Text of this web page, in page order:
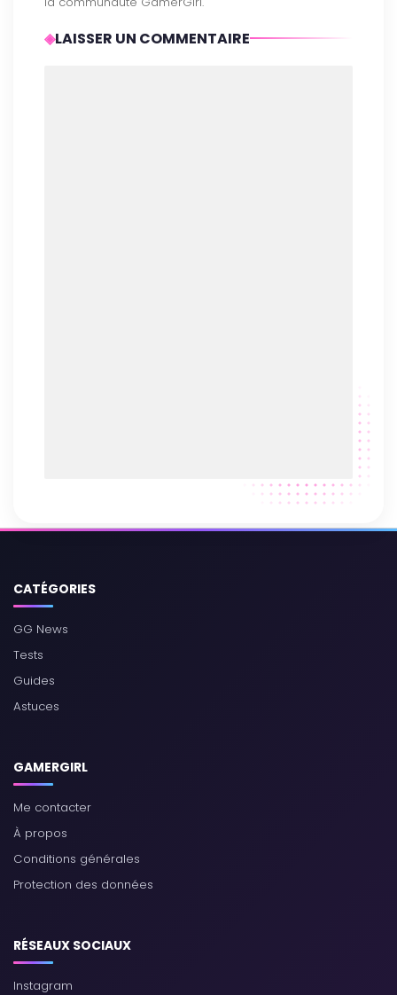
LAISSER UN COMMENTAIRE
CATÉGORIES
GG News
Tests
Guides
Astuces
GAMERGIRL
Me contacter
À propos
Conditions générales
Protection des données
RÉSEAUX SOCIAUX
Instagram